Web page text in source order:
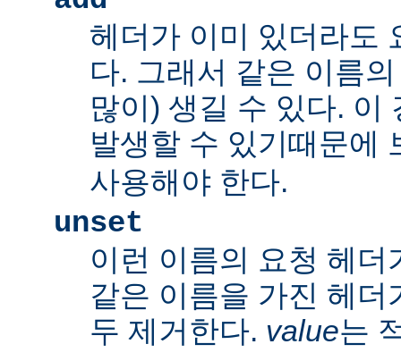
헤더가 이미 있더라도
다. 그래서 같은 이름
많이) 생길 수 있다. 이
발생할 수 있기때문에
사용해야 한다.
unset
이런 이름의 요청 헤
같은 이름을 가진 헤
두 제거한다. value는